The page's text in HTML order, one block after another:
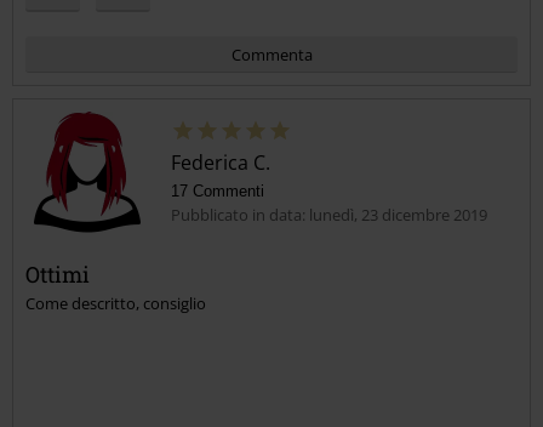
Commenta
Invia un commento
Federica C.
17 Commenti
Pubblicato in data: lunedì, 23 dicembre 2019
Ottimi
Come descritto, consiglio